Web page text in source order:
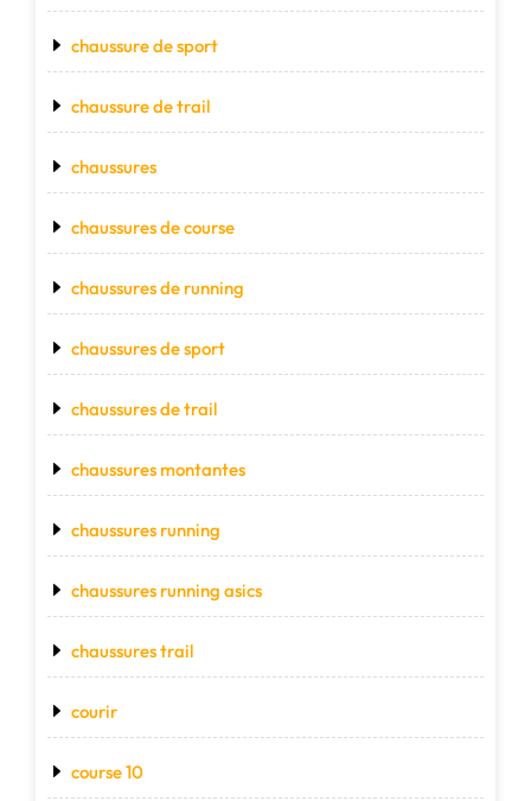
chaussure de sport
chaussure de trail
chaussures
chaussures de course
chaussures de running
chaussures de sport
chaussures de trail
chaussures montantes
chaussures running
chaussures running asics
chaussures trail
courir
course 10